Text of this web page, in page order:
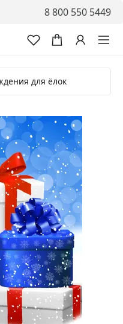
8 800 550 5449
для ёлок